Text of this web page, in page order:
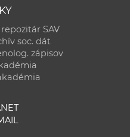
SAV
soc. dát
zápisov